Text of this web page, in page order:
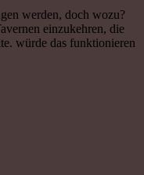
werden, doch wozu?
einzukehren, die
würde das funktionieren